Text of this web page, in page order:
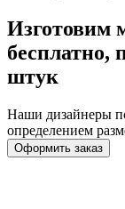
Изготовим
бесплатно,
штук
Наши дизайнеры
определением
Оформить заказ